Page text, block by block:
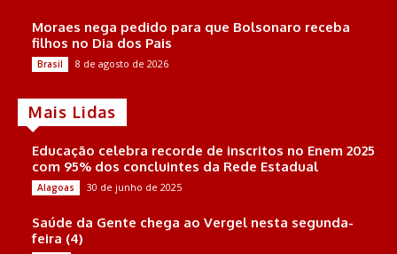
Moraes nega pedido para que Bolsonaro receba
filhos no Dia dos Pais
Brasil 8 de agosto de 2026
Mais Lidas
Educação celebra recorde de inscritos no Enem 2025
com 95% dos concluintes da Rede Estadual
Alagoas 30 de junho de 2025
Saúde da Gente chega ao Vergel nesta segunda-
feira (4)